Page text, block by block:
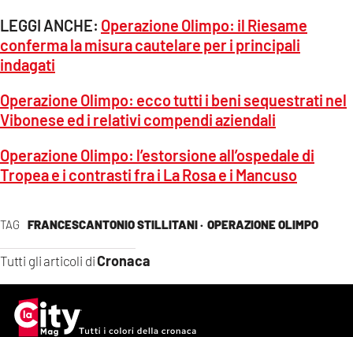
TAG FRANCESCANTONIO STILLITANI · OPERAZIONE OLIMPO
Tutti gli articoli diCronaca
LEGGI ANCHE: Operazione Olimpo: il Riesame
conferma la misura cautelare per i principali
indagati
Operazione Olimpo: ecco tutti i beni sequestrati nel
Vibonese ed i relativi compendi aziendali
Operazione Olimpo: l’estorsione all’ospedale di
Tropea e i contrasti fra i La Rosa e i Mancuso